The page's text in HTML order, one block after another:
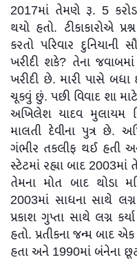
2017માં તેમણે રૂ. 5
થયો હતો. ટીકાકારોએ
કરતો પરિવાર દુનિયાની
ખરીદી શકે? તેના
ખરીદી છે. મારી પાસે
ચૂકવું છું. પછી વિવાદ શા
અખિલેશ યાદવ મુલાયમ
માલતી દેવીના પુત્ર છે.
ગંભીર તકલીફ થઈ હતી
સ્ટેટમાં રહ્યા બાદ
તેમના મોત બાદ થોડા
2003માં સાધના સાથે
પ્રકાશ ગુપ્તા સાથે લગ્ન
હતો. પ્રતીકના જન્મ બાદ
હતા અને 1990માં બંનેના